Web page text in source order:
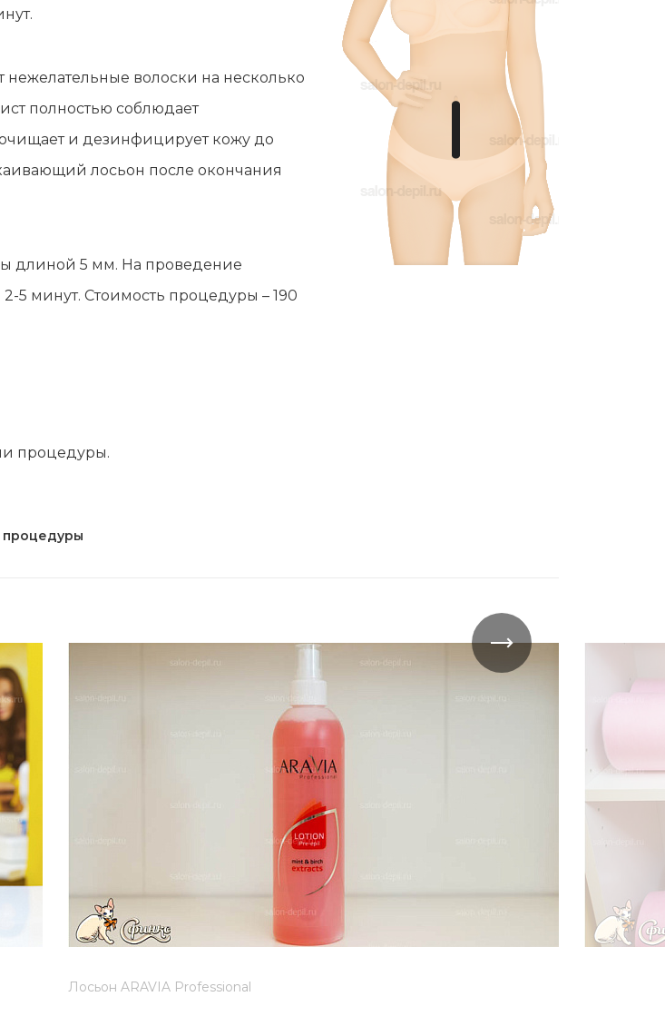
Форум
Карта сайта
событием
Противопоказания к эпиляции
Что нужно знать перед визитом к
косметологу?
Рекомендации по уходу за кожей после
депиляции воском или сахаром
Виды воска для депиляции
Эпиляция или депиляция?
волоски на несколько
полностью соблюдает
и дезинфицирует кожу до
лосьон после окончания
длиной 5 мм. На проведение
5 минут. Стоимость процедуры – 190
процедуры.
процедуры
Лосьон ARAVIA Professional